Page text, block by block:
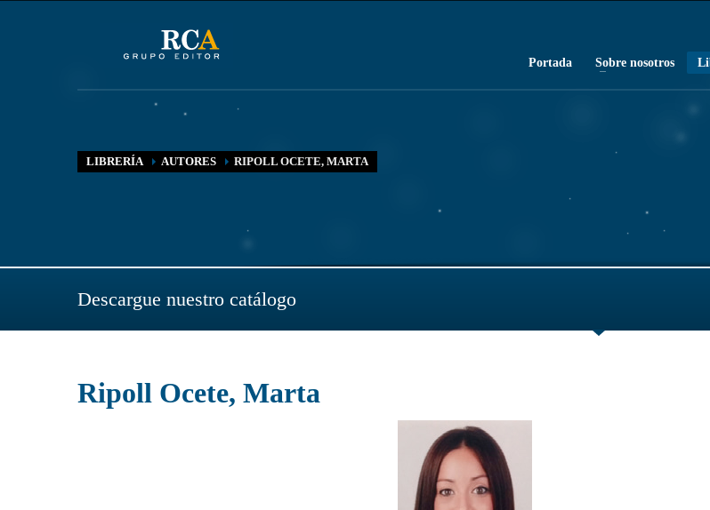
Portada Sobre nosotros
LIBRERÍA AUTORES RIPOLL OCETE, MARTA
Descargue nuestro catálogo
Ripoll Ocete, Marta